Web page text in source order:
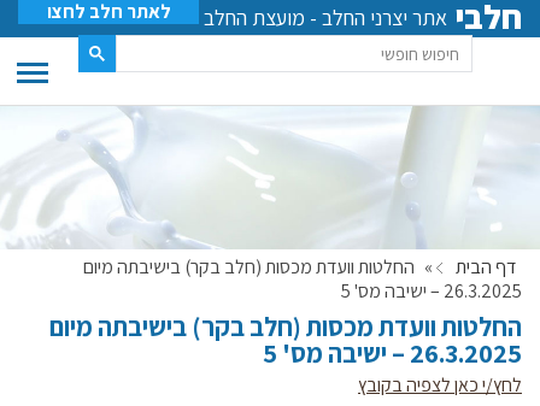
חלבי אתר יצרני החלב - מועצת החלב לאתר חלב לחצו
דף הבית » החלטות וועדת מכסות (חלב בקר) בישיבתה מיום
26.3.2025 – ישיבה מס' 5
החלטות וועדת מכסות (חלב בקר) בישיבתה מיום
26.3.2025 – ישיבה מס' 5
לחץ/י כאן לצפיה בקובץ